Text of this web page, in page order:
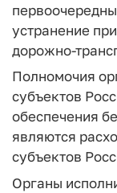
устранение
дорожно-
Полномочия
субъектов
обеспечения
являются
субъектов
Органы